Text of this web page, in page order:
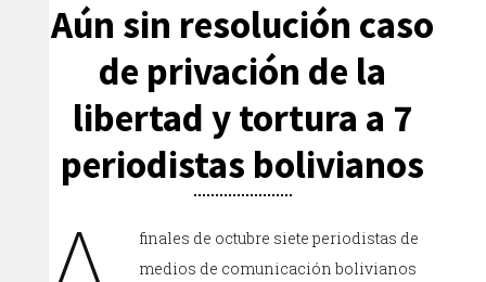
Aún sin resolución caso
de privación de la
libertad y tortura a 7
periodistas bolivianos
finales de octubre siete periodistas de
medios de comunicación bolivianos